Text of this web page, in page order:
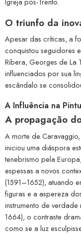
O triunfo da
Apesar das críticas, a
conquistou seguidores
Ribera, Georges de La
influenciados por sua
escândalo se
A Influência na
A propagação
A morte de
iniciou uma diáspora
tenebrismo pela
espessas a novos
(1591–1652), atuando
figuras e a aspereza
instrumento de verdade
1664), o contraste
como se a luz